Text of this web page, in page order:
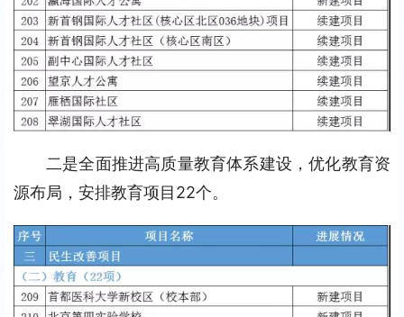
二是全面推进高质量教育体系建设，优化教育资
源布局，安排教育项目22个。